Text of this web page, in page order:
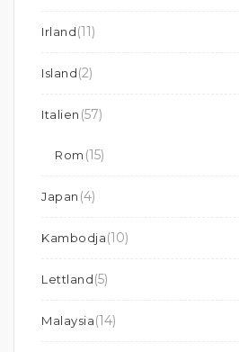
Irland(11)
Island(2)
Italien (57)
Rom (15)
Japan (4)
Kambodja(10)
Lettland(5)
Malaysia(14)